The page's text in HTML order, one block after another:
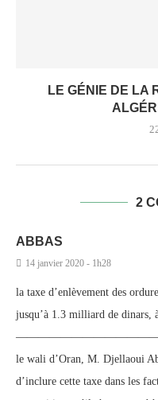
LE GÉNIE DE LA
2
ABBAS
14 janvier 2020 - 1h28
la taxe d’enlèvement des
jusqu’à 1.3 milliard de dinars,
le wali d’Oran, M. Djellaoui
d’inclure cette taxe dans les